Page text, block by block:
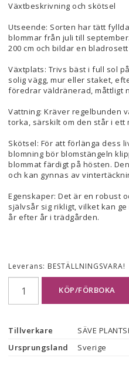
Växtbeskrivning och skötsel
Utseende: Sorten har tätt
blommar från juli till
200 cm och bildar en
Växtplats: Trivs bäst i full sol
solig vägg, mur eller staket,
föredrar väldränerad, måttligt
Vattning: Kräver regelbunden
torka, särskilt om den står i ett
Skötsel: För att förlänga dess
blomning bör blomstängeln
blommat färdigt på hösten.
och kan gynnas av
Egenskaper: Det är en robust
självsår sig rikligt, vilket kan
år efter år i trädgården.
Leverans: BESTÄLLNINGSVARA!
KÖP/FÖRBOKA
Tillverkare
SÄVE
Ursprungsland
Sverige